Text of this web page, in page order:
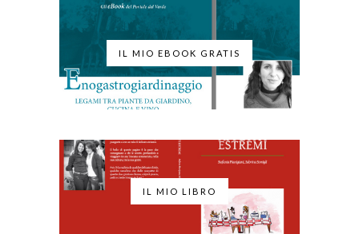
IL MIO EBOOK GRATIS
IL MIO LIBRO